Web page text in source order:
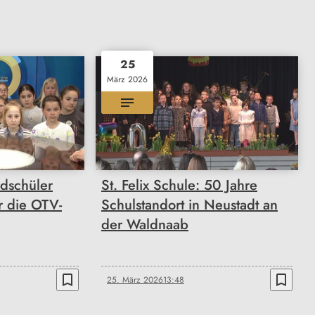
die OTV-
bookmark_border
25
März 2026
St. Felix Schule: 50 Jahre
Schulstandort in Neustadt an
der Waldnaab
25. März 202613:48 bookmark_border